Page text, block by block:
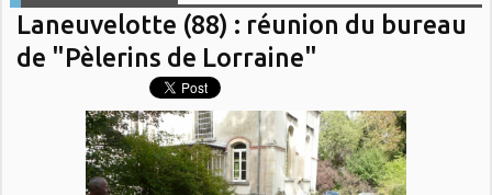
Laneuvelotte (88) : réunion du bureau
de "Pèlerins de Lorraine"